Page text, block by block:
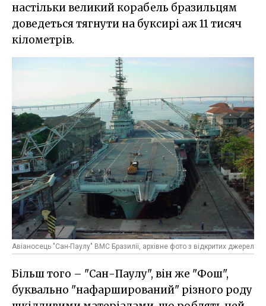
настільки великий корабель бразильцям
доведеться тягнути на буксирі аж 11 тисяч
кілометрів.
Авіаносець "Сан-Паулу" ВМС Бразилії, архівне фото з відкритих джерел
Більш того – "Сан-Паулу", він же "Фош",
буквально "нафарширований" різного роду